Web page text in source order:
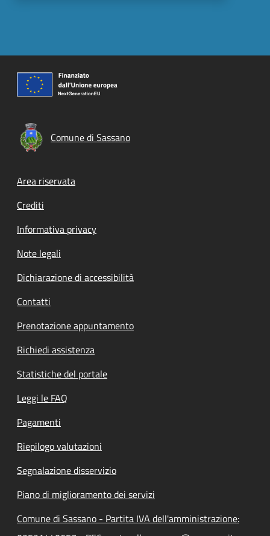
Comune di Sassano
Footer menu
Area riservata
Crediti
Informativa privacy
Note legali
Dichiarazione di accessibilità
Contatti
Prenotazione appuntamento
Richiedi assistenza
Statistiche del portale
Leggi le FAQ
Pagamenti
Riepilogo valutazioni
Segnalazione disservizio
Piano di miglioramento dei servizi
Comune di Sassano - Partita IVA dell'amministrazione: